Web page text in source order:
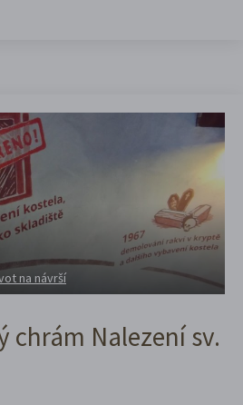
na návrší
chrám Nalezení sv.